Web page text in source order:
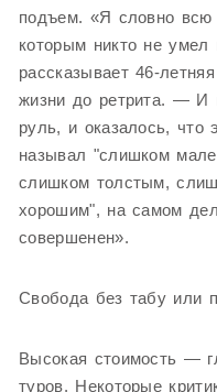
подъем. «Я словно всю
которым никто не
рассказывает 46-
жизни до ретрита. — И
руль, и оказалось, что
называл "слишком
слишком толстым,
хорошим", на самом
совершенен».
Свобода без табу или
Высокая стоимость —
туров. Некоторые